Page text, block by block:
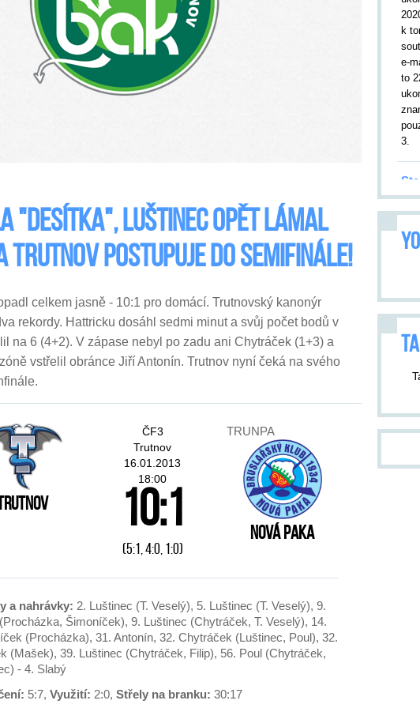
"desítka", Luštinec opět lámal
Trutnov postupuje do semifinále!
celkem jasně - 10:1 pro domácí. Trutnovský kanonýr
rekordy. Hattricku dosáhl sedmi minut a svůj počet bodů v
na 6 (4+2). V zápase nebyl po zadu ani Chytráček (1+3) a
vstřelil obránce Jiří Antonín. Trutnov nyní čeká na svého
TRUNPA
Trutnov
ČF3
Trutnov
16.01.2013
18:00
10:1
(5:1, 4:0, 1:0)
Nová Paka
a nahrávky: 2. Luštinec (T. Veselý), 5. Luštinec (T. Veselý), 9.
Šimoníček), 9. Luštinec (Chytráček, T. Veselý), 14.
(Procházka), 31. Antonín, 32. Chytráček (Luštinec, Poul), 32.
(Mašek), 39. Luštinec (Chytráček, Filip), 56. Poul (Chytráček,
- 4. Slabý
5:7, Využití: 2:0, Střely na branku: 30:17
k
e-
to
3.